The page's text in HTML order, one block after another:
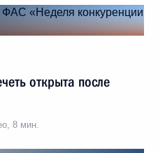
открыта после
8 мин.